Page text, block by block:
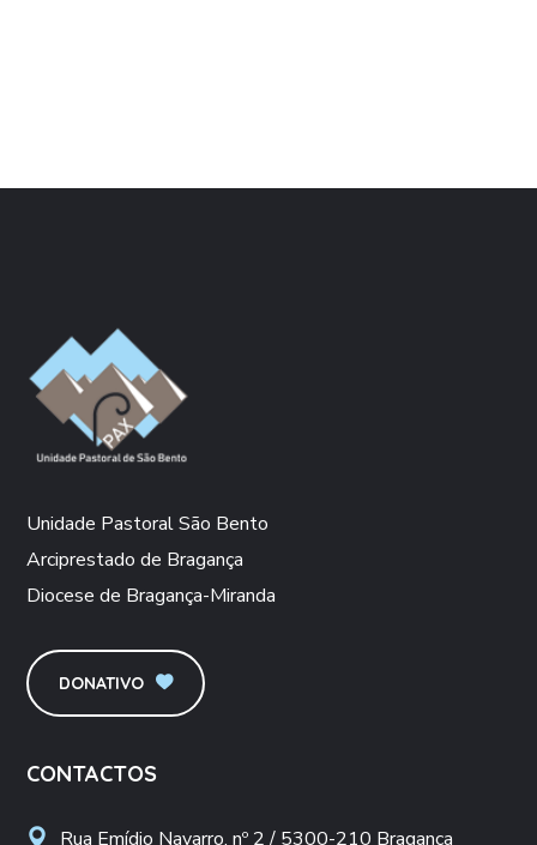
Unidade Pastoral São Bento
Arciprestado de Bragança
Diocese de Bragança-Miranda
DONATIVO
CONTACTOS
Rua Emídio Navarro, nº 2 / 5300-210 Bragança